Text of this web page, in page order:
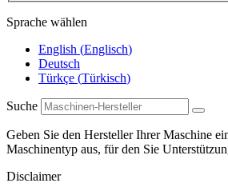
Sprache wählen
English (Englisch)
Deutsch
Türkçe (Türkisch)
Suche
Geben Sie den Hersteller Ihrer Maschine
Maschinentyp aus, für den Sie
Disclaimer